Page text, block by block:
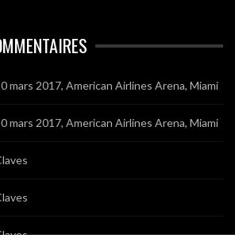
mars 2017, American Airlines Arena, Miami
mars 2017, American Airlines Arena, Miami